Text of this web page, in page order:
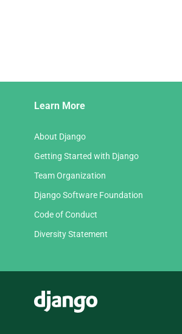
Learn More
About Django
Getting Started with Django
Team Organization
Django Software Foundation
Code of Conduct
Diversity Statement